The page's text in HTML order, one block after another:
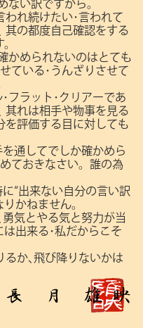
ない訳ですから。
われ続けたい･言われて
其の都度自己確認をする
かめられないのはとても
ている･うんざりさせて
フラット･クリアーであ
其れは相手や物事を見る
を評価する目に対しても
通してでしか確かめら
ておきなさい。誰の為
“出来ない自分の言い訳
かねません。
気とやる気と努力が当
は出来る･私だからこそ
るか､飛び降りないかは